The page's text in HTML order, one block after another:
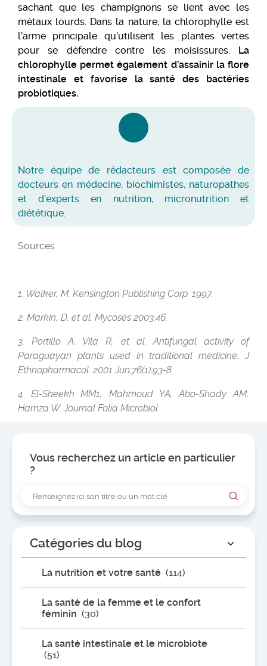
Vous recherchez un article en particulier
?
Catégories du blog
La nutrition et votre santé (114)
La santé de la femme et le confort
féminin (30)
La santé intestinale et le microbiote
(51)
sachant que les champignons se lient avec les
métaux lourds. Dans la nature, la chlorophylle est
l’arme principale qu’utilisent les plantes vertes
pour se défendre contre les moisissures.
La
chlorophylle permet également d’assainir la flore
intestinale et favorise la santé des bactéries
probiotiques.
Notre équipe de rédacteurs est composée de
docteurs en médecine, biochimistes, naturopathes
et d’experts en nutrition, micronutrition et
diététique.
Sources :
1. Walker, M. Kensington Publishing Corp. 1997.
2. Markin, D. et al. Mycoses 2003;46.
3. Portillo A, Vila R, et al. Antifungal activity of
Paraguayan plants used in traditional medicine. J
Ethnopharmacol. 2001 Jun;76(1):93-8.
4. El-Sheekh MM1, Mahmoud YA, Abo-Shady AM,
Hamza W. Journal Folia Microbiol